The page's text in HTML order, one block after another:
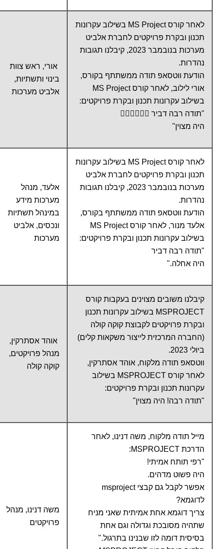
לאחר קורס MS Project בשילוב עקרונות
תכנון ובקרת פרויקטים לחברת אלביט
מערכות בנובמבר 2023, קיבלנו תגובות
נהדרות.
הודעת ווטסאפ תודה ממשתתף בקורס,
אורי לילוב, לאחר קורס MS Project
בשילוב עקרונות תכנון ובקרת פרויקטים:
"תודה רבה דביר 👍🏼👍🏼👍🏼
היה מצוין"
אורי, ראש צוות
בינוי ותשתיות,
אלביט מערכות
לאחר קורס MS Project בשילוב עקרונות
תכנון ובקרת פרויקטים לחברת אלביט
מערכות בנובמבר 2023, קיבלנו תגובות
נהדרות.
הודעת ווטסאפ תודה ממשתתף בקורס,
אלעד מנור, לאחר קורס MS Project
בשילוב עקרונות תכנון ובקרת פרויקטים:
"תודה רבה דביר
היה אחלה."
אלעד, מנהל
מערכות מידע
במינהל תשתיות
ונכסים, אלביט
מערכות
קיבלנו משובים מצוינים בעקבות קורס
MSPROJECT בשילוב עקרונות תכנון
ובקרת פרויקטים לקבוצת קוקה קולה
(החברה המרכזית לייצור משקאות קלים)
ביולי 2023.
ווטסאפ תודה מלקוח, אוהד אסתרקין,
לאחר קורס MSPROJECT בשילוב
עקרונות תכנון ובקרת פרויקטים:
"תודה רבה! היה מצוין"
אוהד אסתרקין,
מנהל פרויקטים,
קוקה קולה
מייל תודה מלקוח, משה דנינו, לאחר
הדרכת MSPROJECT:
"רפי תותח אמיתי!
היה פשוט מדהים.
אפשר לקבל גם קבצי msproject
לדוגמא?
צריך דוגמא אחת אמיתית שאני מניח
שתהיה מסובכת וגדולה וגם אחת
בסיסית דומה לזו שבנינו בתרגול."
משה דנינו, מנהל
פרויקטים